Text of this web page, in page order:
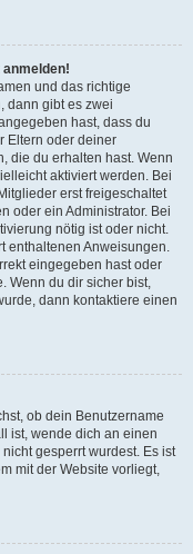
und das richtige
dann gibt es zwei
hast, dass du
Eltern oder deiner
die du erhalten hast. Wenn
aktiviert werden. Bei
erst freigeschaltet
oder ein Administrator. Bei
nötig ist oder nicht.
enthaltenen Anweisungen.
eingegeben hast oder
Wenn du dir sicher bist,
dann kontaktiere einen
ob dein Benutzername
ist, wende dich an einen
gesperrt wurdest. Es ist
mit der Website vorliegt,